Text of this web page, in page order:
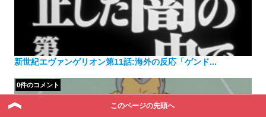
新世紀エヴァンゲリオン第11話:海外の反応「ゲンド...
0件のコメント
このページの先頭へ